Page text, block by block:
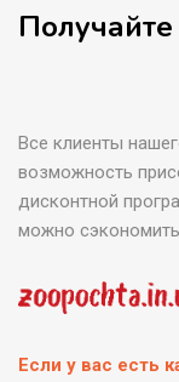
Все клиенты
возможность
дисконтной
можно
Если у вас есть